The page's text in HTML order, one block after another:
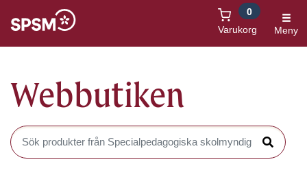
Varukorg
0
Meny
Webbutiken
Sök produkter i Webbutiken
Sök